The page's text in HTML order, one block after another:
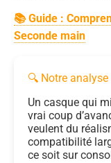
📚 Guide :
Seconde main
🔍 Notre analyse
Un casque qui
vrai coup
veulent du
compatibilité
ce soit sur